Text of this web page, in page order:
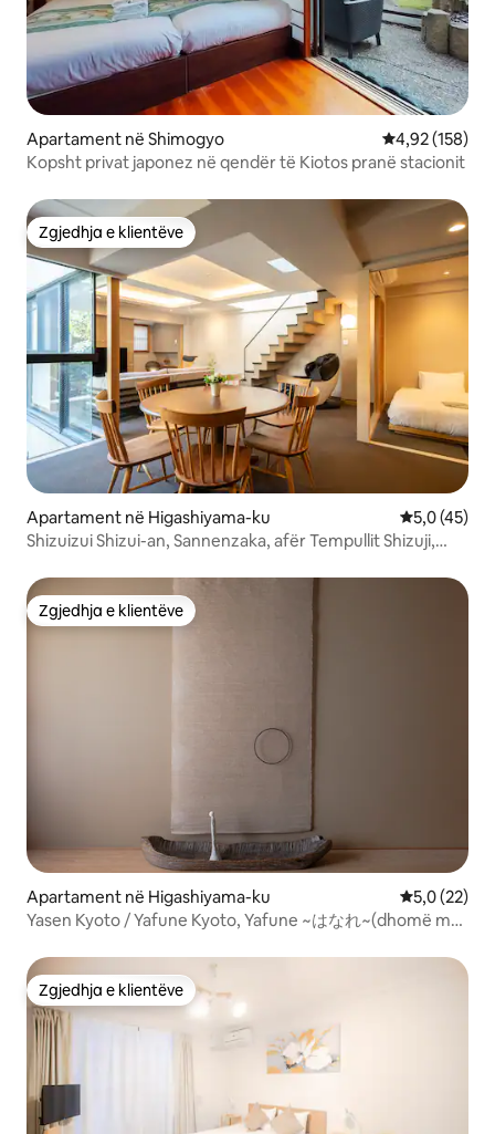
Apartament në Shimogyo Vlerësimi
4,92 (158)
Kopsht privat japonez në qendër të Kiotos pranë stacionit
Zgjedhja e klientëve
Zgjedhja e klientëve
Apartament në Higashiyama-ku Vlerësimi
5,0 (45)
Shizuizui Shizui-an, Sannenzaka, afër Tempullit Shizuji,
ngrohje, lavatriçe dhe tharëse, për familje.
Zgjedhja e klientëve
Zgjedhja e klientëve
Apartament në Higashiyama-ku Vlerësimi
5,0 (22)
Yasen Kyoto / Yafune Kyoto, Yafune ~はなれ~(dhomë me
Zgjedhja e klientëve
Zgjedhja e klientëve